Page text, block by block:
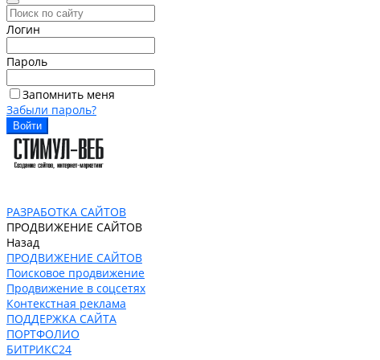
Логин
Пароль
Запомнить меня
Забыли пароль?
РАЗРАБОТКА САЙТОВ
ПРОДВИЖЕНИЕ САЙТОВ
Назад
ПРОДВИЖЕНИЕ САЙТОВ
Поисковое продвижение
Продвижение в соцсетях
Контекстная реклама
ПОДДЕРЖКА САЙТА
ПОРТФОЛИО
БИТРИКС24